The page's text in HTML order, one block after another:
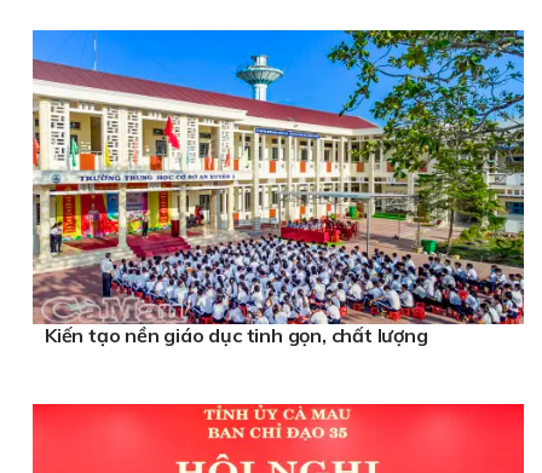
Kiến tạo nền giáo dục tinh gọn, chất lượng